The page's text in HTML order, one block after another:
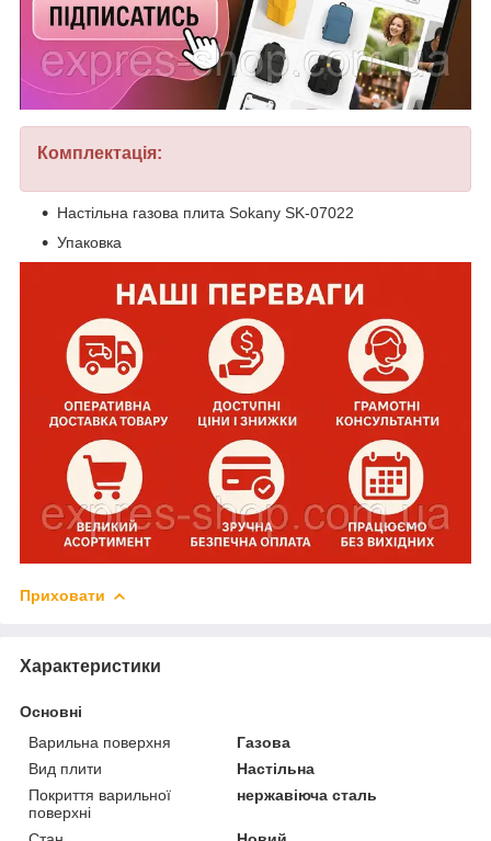
Комплектація:
Настільна газова плита Sokany SK-07022
Упаковка
Приховати
Характеристики
Основні
Варильна поверхня
Газова
Вид плити
Настільна
Покриття варильної
поверхні
нержавіюча сталь